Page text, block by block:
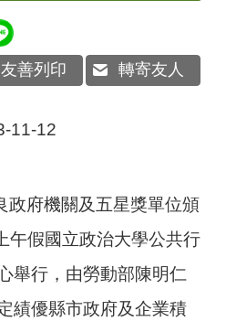
友善列印 轉寄友人
11-12
政府機關及五星獎單位頒
午假國立政治大學公共行
舉行，由勞動部陳明仁
績優縣市政府及企業積